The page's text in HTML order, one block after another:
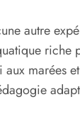
autre
aux